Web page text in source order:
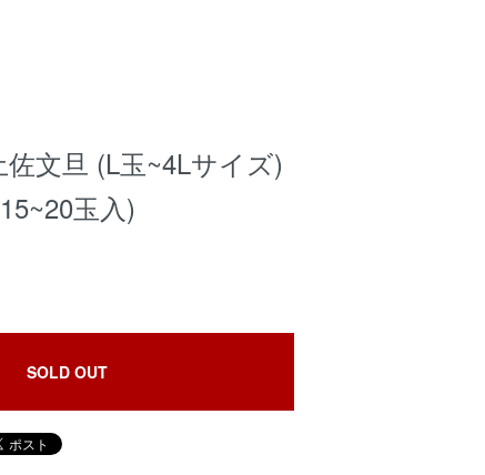
佐文旦 (L玉~4Lサイズ)
玉入)
SOLD OUT